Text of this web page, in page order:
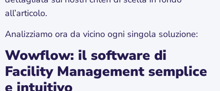
all’articolo.
Analizziamo ora da vicino ogni singola soluzione:
Wowflow: il software di
Facility Management semplice